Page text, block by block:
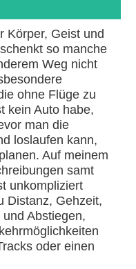
Körper, Geist und
so manche
Weg nicht
ohne Flüge zu
kein Auto habe,
man die
loslaufen kann,
Auf meinem
samt
unkompliziert
Distanz, Gehzeit,
Abstiegen,
oder einen